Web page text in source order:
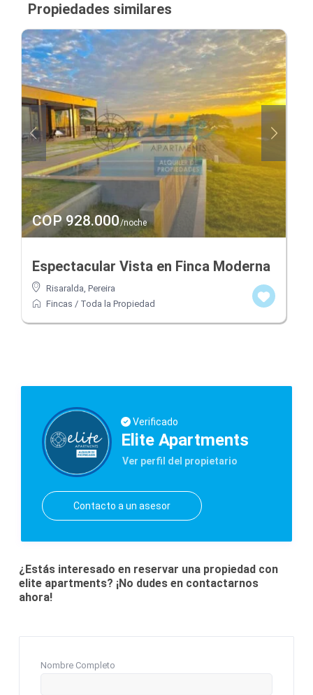
Propiedades similares
COP 928.000/noche
Espectacular Vista en Finca Moderna
Risaralda ,Pereira
Fincas / Toda la Propiedad
Verificado
Elite Apartments
Ver perfil del propietario
Contacto a un asesor
¿Estás interesado en reservar una propiedad con
elite apartments? ¡No dudes en contactarnos
ahora!
Nombre Completo